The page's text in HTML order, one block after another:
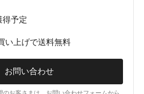
得予定
い上げで送料無料
お問い合わせ